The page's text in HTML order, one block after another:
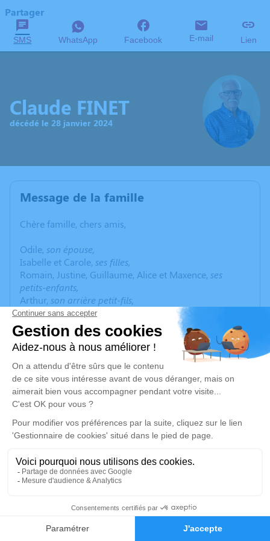
Faire-part Hommages
Partager
SMS WhatsApp Facebook E-mail Lien
Claude FINET
décédé le 28 janvier 2024
Message de la famille
Chère famille, chers amis,
Odile, son épouse,
Isabelle et Carole, ses filles,
Romain, Justine, Guillaume, Alice et Maxence, ses
petits-enfants,
Arthur, son arrière petit-fils,
ont la grande tristesse de vous annoncer le décès de
Claudesurvenudimanche 28 janvier 2024à
Beauvais dans sa 86ème année.
La cérémonie civile se déroulera lemardi 06 février
2024à 16h00 à l'adresse suivante :
Crematorium de Beauvais - 58 rue du Tilloy - 60000
Merci pour vos pensées.
Un service de plantation d’arbre hommage est
disponible ici.
Je rends hommage